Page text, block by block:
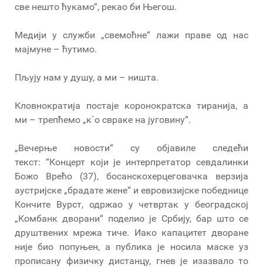
све нешто ћукамо“, рекао би Његош.
Медији у служби „свемоћне“ лажи праве од нас
мајмуне – ћутимо.
Пљују нам у душу, а ми – ништа.
Кловнократија постаје коронократска тиранија, а
ми – трепћемо „к`о свраке на југовину“.
„Вечерње новости“ су објавиле следећи
текст: “Концерт који је интерпретатор севдалинки
Божо Врећо (37), босанскохерцеговачка верзија
аустријске „брадате жене“ и евровизијске победнице
Кончите Вурст, одржао у четвртак у београдској
„Комбанк дворани“ поделио је Србију, бар што се
друштвених мрежа тиче. Иако капацитет дворане
није био попуњен, а публика је носила маске уз
прописану физичку дистанцу, гнев је изазвало то